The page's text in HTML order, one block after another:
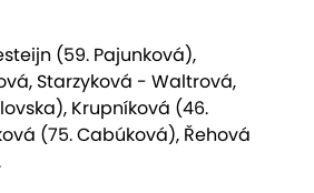
(59. Pajunková),
Starzyková - Waltrová,
Krupníková (46.
(75. Cabúková), Řehová